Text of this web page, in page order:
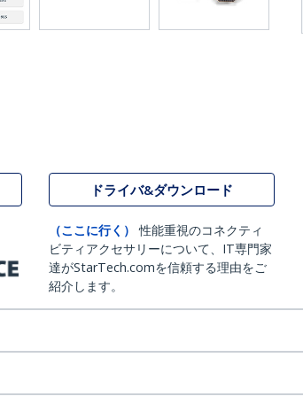
ドライバ&ダウンロード
（ここに行く）
性能重視のコネクティ
ビティアクセサリーについて、IT専門家
達がStarTech.comを信頼する理由をご
紹介します。